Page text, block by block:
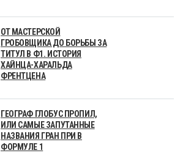
ОТ МАСТЕРСКОЙ
ГРОБОВЩИКА ДО БОРЬБЫ ЗА
ТИТУЛ В Ф1. ИСТОРИЯ
ХАЙНЦА-ХАРАЛЬДА
ФРЕНТЦЕНА
ГЕОГРАФ ГЛОБУС ПРОПИЛ,
ИЛИ САМЫЕ ЗАПУТАННЫЕ
НАЗВАНИЯ ГРАН ПРИ В
ФОРМУЛЕ 1